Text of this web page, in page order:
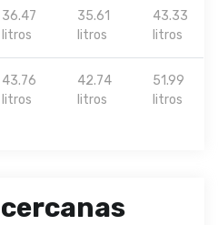
36.47
litros
35.61
litros
43.33
litros
43.76
litros
42.74
litros
51.99
litros